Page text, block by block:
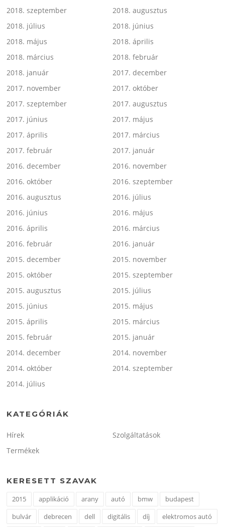
2018. szeptember
2018. augusztus
2018. július
2018. június
2018. május
2018. április
2018. március
2018. február
2018. január
2017. december
2017. november
2017. október
2017. szeptember
2017. augusztus
2017. június
2017. május
2017. április
2017. március
2017. február
2017. január
2016. december
2016. november
2016. október
2016. szeptember
2016. augusztus
2016. július
2016. június
2016. május
2016. április
2016. március
2016. február
2016. január
2015. december
2015. november
2015. október
2015. szeptember
2015. augusztus
2015. július
2015. június
2015. május
2015. április
2015. március
2015. február
2015. január
2014. december
2014. november
2014. október
2014. szeptember
2014. július
KATEGÓRIÁK
Hírek
Szolgáltatások
Termékek
KERESETT SZAVAK
2015 applikáció arany autó bmw
budapest
bulvár
debrecen dell digitális díj elektromos autó